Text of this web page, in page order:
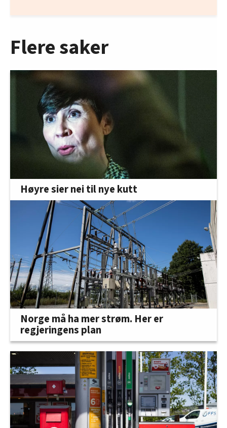
Flere saker
Høyre sier nei til nye kutt
Norge må ha mer strøm. Her er
regjeringens plan